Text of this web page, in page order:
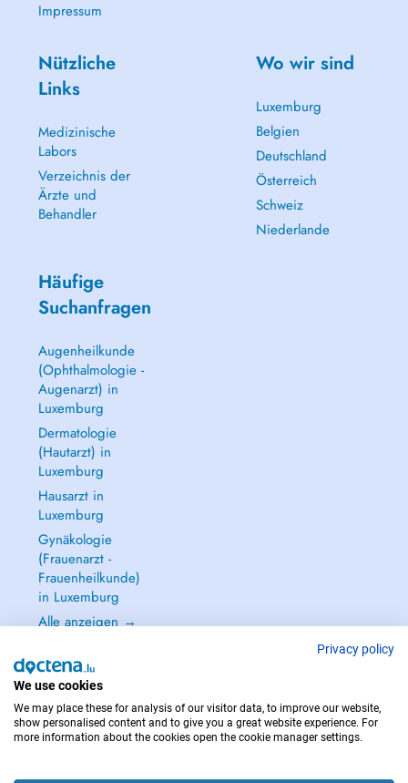
Impressum
Nützliche
Links
Medizinische
Labors
Verzeichnis der
Ärzte und
Behandler
Wo wir sind
Luxemburg
Belgien
Deutschland
Österreich
Schweiz
Niederlande
Häufige
Suchanfragen
Augenheilkunde
(Ophthalmologie -
Augenarzt) in
Luxemburg
Dermatologie
(Hautarzt) in
Luxemburg
Hausarzt in
Luxemburg
Gynäkologie
(Frauenarzt -
Frauenheilkunde)
in Luxemburg
Alle anzeigen →
IM NOTFALL WENDEN SIE SICH AN : 112
Copyright © 2026 - DOCTENA S.A. 42, Rue de la Vallée, L-2661 Luxembourg
Privacy policy
We use cookies
We may place these for analysis of our visitor data, to improve our website,
show personalised content and to give you a great website experience. For
more information about the cookies open the cookie manager settings.